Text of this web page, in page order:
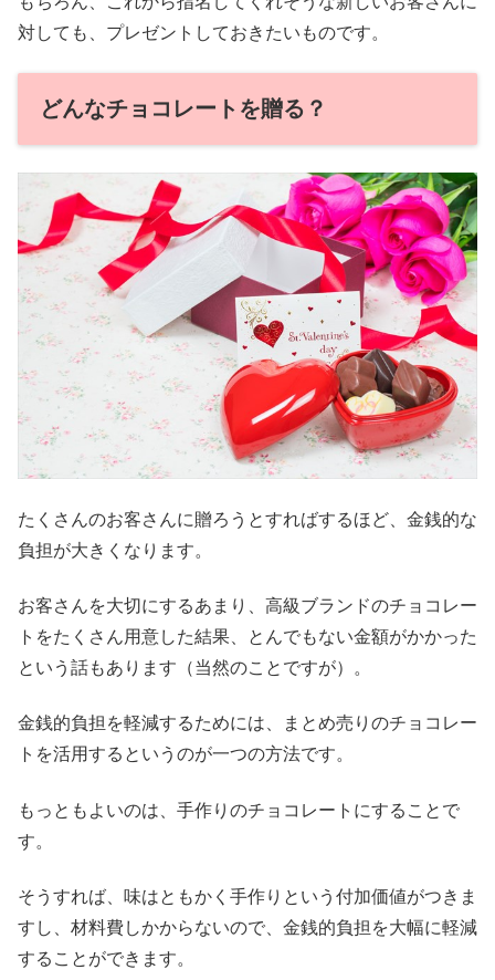
対しても、プレゼントしておきたいものです。
どんなチョコレートを贈る？
たくさんのお客さんに贈ろうとすればするほど、金銭的な
負担が大きくなります。
お客さんを大切にするあまり、高級ブランドのチョコレー
トをたくさん用意した結果、とんでもない金額がかかった
という話もあります（当然のことですが）。
金銭的負担を軽減するためには、まとめ売りのチョコレー
トを活用するというのが一つの方法です。
もっともよいのは、手作りのチョコレートにすることで
す。
そうすれば、味はともかく手作りという付加価値がつきま
すし、材料費しかからないので、金銭的負担を大幅に軽減
することができます。